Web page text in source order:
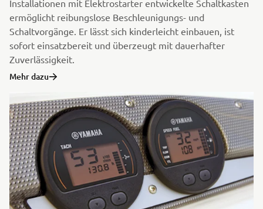
Installationen mit Elektrostarter entwickelte Schaltkasten
ermöglicht reibungslose Beschleunigungs- und
Schaltvorgänge. Er lässt sich kinderleicht einbauen, ist
sofort einsatzbereit und überzeugt mit dauerhafter
Zuverlässigkeit.
Mehr dazu